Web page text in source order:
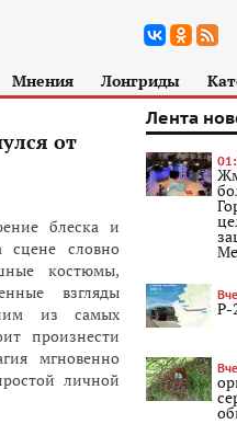
Мнения Лонгриды
от
блеска и
словно
костюмы,
взгляды
из самых
произнести
мгновенно
личной
Лента
Р-